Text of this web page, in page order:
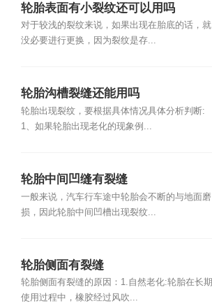
轮胎表面有小裂纹还可以用吗
对于较浅的裂纹来说，如果出现在胎底的话，就
没必要进行更换，因为裂纹是存...
轮胎沟槽裂缝还能用吗
轮胎出现裂纹，要根据具体情况具体分析判断:
1、如果轮胎出现老化的现象例...
轮胎中间凹缝有裂缝
一般来说，汽车行车途中轮胎会不断的与地面磨
损，因此轮胎中间凹槽出现裂纹...
轮胎侧面有裂缝
轮胎侧面有裂缝的原因：1.自然老化:轮胎在长期
使用过程中，橡胶经过风吹...